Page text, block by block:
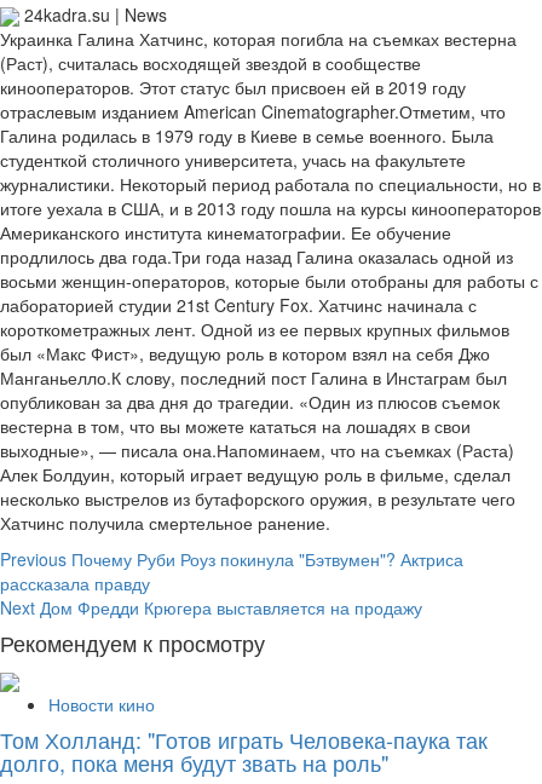
24kadra.su | News
Украинка Галина Хатчинс, которая погибла на съемках вестерна
(Раст), считалась восходящей звездой в сообществе
кинооператоров. Этот статус был присвоен ей в 2019 году
отраслевым изданием American Cinematographer.Отметим, что
Галина родилась в 1979 году в Киеве в семье военного. Была
студенткой столичного университета, учась на факультете
журналистики. Некоторый период работала по специальности, но в
итоге уехала в США, и в 2013 году пошла на курсы кинооператоров
Американского института кинематографии. Ее обучение
продлилось два года.Три года назад Галина оказалась одной из
восьми женщин-операторов, которые были отобраны для работы с
лабораторией студии 21st Century Fox. Хатчинс начинала с
короткометражных лент. Одной из ее первых крупных фильмов
был «Макс Фист», ведущую роль в котором взял на себя Джо
Манганьелло.К слову, последний пост Галина в Инстаграм был
опубликован за два дня до трагедии. «Один из плюсов съемок
вестерна в том, что вы можете кататься на лошадях в свои
выходные», — писала она.Напоминаем, что на съемках (Раста)
Алек Болдуин, который играет ведущую роль в фильме, сделал
несколько выстрелов из бутафорского оружия, в результате чего
Хатчинс получила смертельное ранение.
Continue
Reading
Previous Почему Руби Роуз покинула "Бэтвумен"? Актриса
рассказала правду
Next Дом Фредди Крюгера выставляется на продажу
Рекомендуем к просмотру
Новости кино
Том Холланд: "Готов играть Человека-паука так
долго, пока меня будут звать на роль"